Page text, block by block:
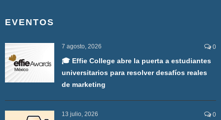
EVENTOS
7 agosto, 2026 0
🎓 Effie College abre la puerta a estudiantes
universitarios para resolver desafíos reales
de marketing
13 julio, 2026 0